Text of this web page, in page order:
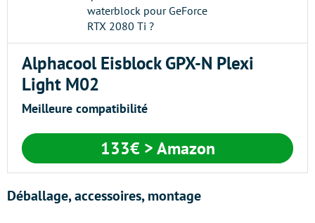
Alphacool Eisblock GPX-N Plexi
Light M02
Meilleure compatibilité
133€ > Amazon
Déballage, accessoires, montage